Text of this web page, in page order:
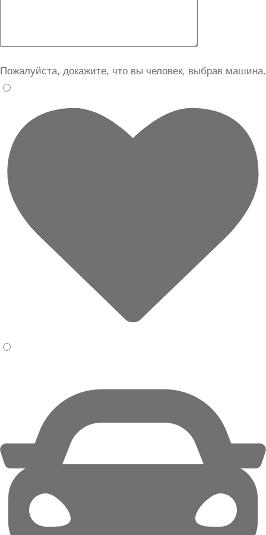
Пожалуйста, докажите, что вы человек, выбрав машина.